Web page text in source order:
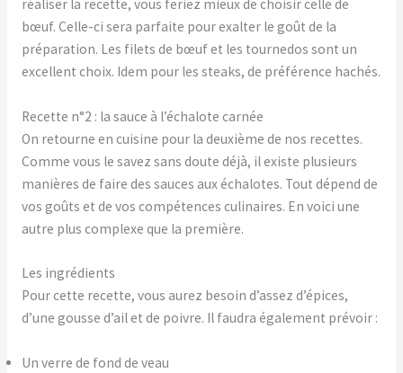
réaliser la recette, vous feriez mieux de choisir celle de
bœuf. Celle-ci sera parfaite pour exalter le goût de la
préparation. Les filets de bœuf et les tournedos sont un
excellent choix. Idem pour les steaks, de préférence hachés.
Recette n°2 : la sauce à l’échalote carnée
On retourne en cuisine pour la deuxième de nos recettes.
Comme vous le savez sans doute déjà, il existe plusieurs
manières de faire des sauces aux échalotes. Tout dépend de
vos goûts et de vos compétences culinaires. En voici une
autre plus complexe que la première.
Les ingrédients
Pour cette recette, vous aurez besoin d’assez d’épices,
d’une gousse d’ail et de poivre. Il faudra également prévoir :
Un verre de fond de veau